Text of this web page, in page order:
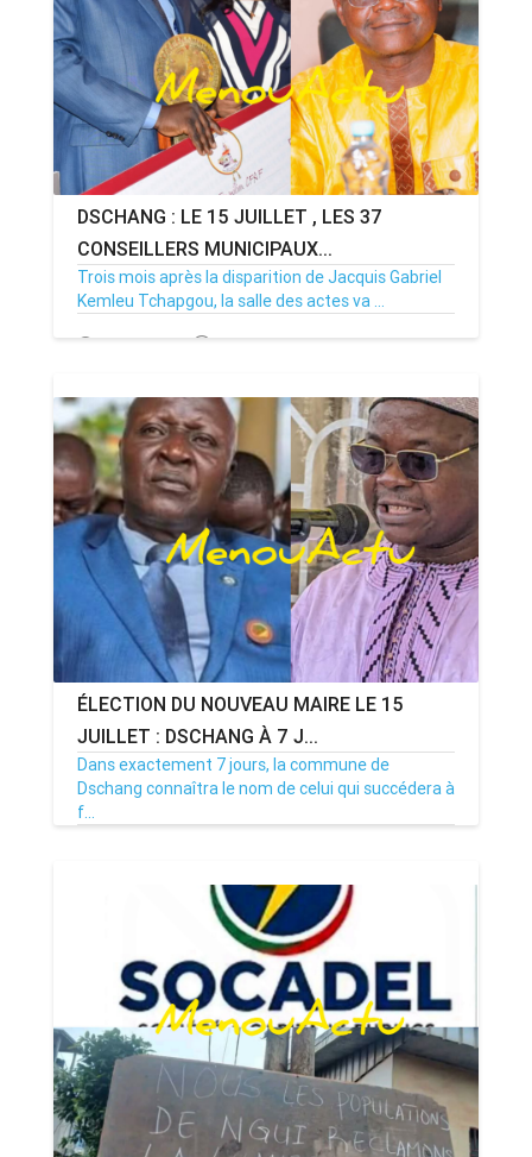
DSCHANG : LE 15 JUILLET , LES 37
CONSEILLERS MUNICIPAUX...
Trois mois après la disparition de Jacquis Gabriel
Kemleu Tchapgou, la salle des actes va ...
13/07/26 Par MenouActu 0
ÉLECTION DU NOUVEAU MAIRE LE 15
JUILLET : DSCHANG À 7 J...
Dans exactement 7 jours, la commune de
Dschang connaîtra le nom de celui qui succédera à
f...